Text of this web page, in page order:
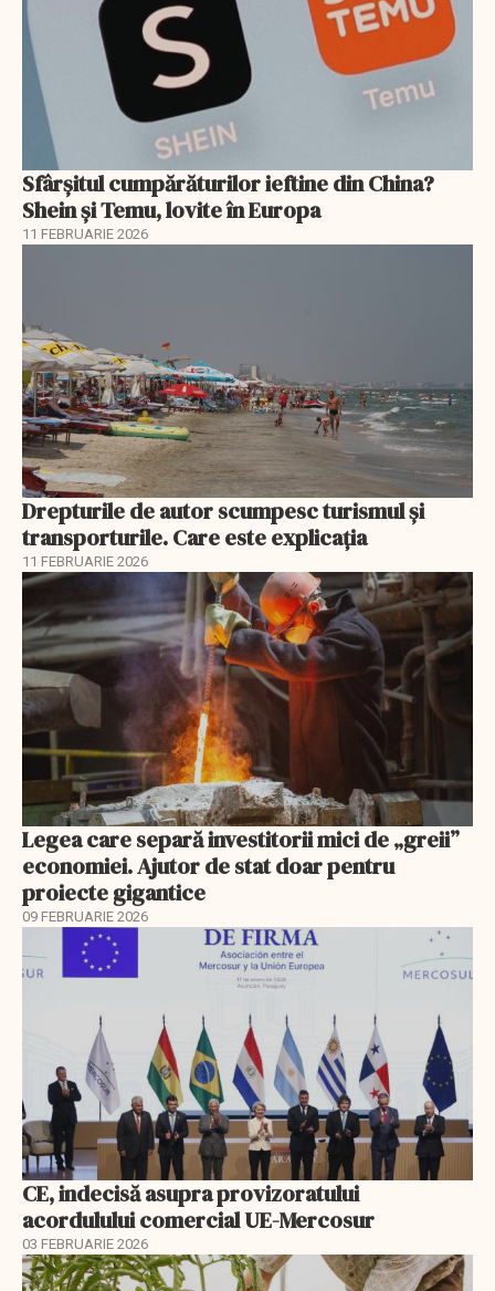
Sfârșitul cumpărăturilor ieftine din China?
Shein și Temu, lovite în Europa
11 FEBRUARIE 2026
Drepturile de autor scumpesc turismul și
transporturile. Care este explicația
11 FEBRUARIE 2026
Legea care separă investitorii mici de „greii”
economiei. Ajutor de stat doar pentru
proiecte gigantice
09 FEBRUARIE 2026
CE, indecisă asupra provizoratului
acordulului comercial UE-Mercosur
03 FEBRUARIE 2026